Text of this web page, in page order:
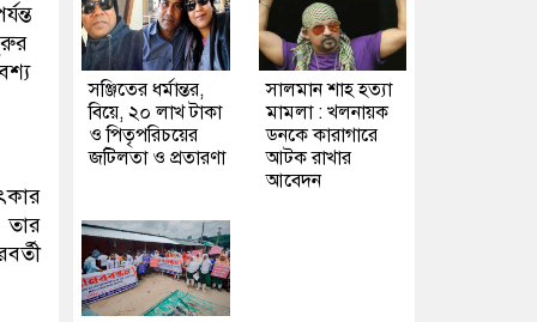
তার
সঞ্জিতের ধর্মান্তর,
বিয়ে, ২০ লাখ টাকা
ও পিতৃপরিচয়ের
জটিলতা ও প্রতারণা
সালমান শাহ হত্যা
মামলা : খলনায়ক
ডনকে কারাগারে
আটক রাখার
আবেদন